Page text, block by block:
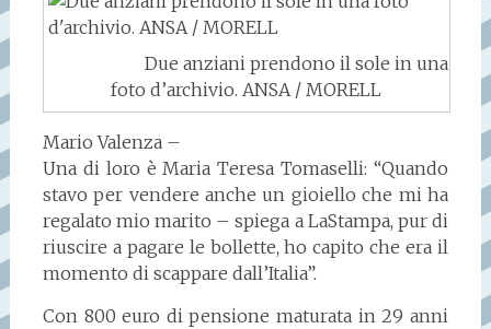
Due anziani prendono il sole in una
foto d’archivio. ANSA / MORELL
Mario Valenza –
Una di loro è Maria Teresa Tomaselli: “Quando
stavo per vendere anche un gioiello che mi ha
regalato mio marito – spiega a LaStampa, pur di
riuscire a pagare le bollette, ho capito che era il
momento di scappare dall’Italia”.
Con 800 euro di pensione maturata in 29 anni